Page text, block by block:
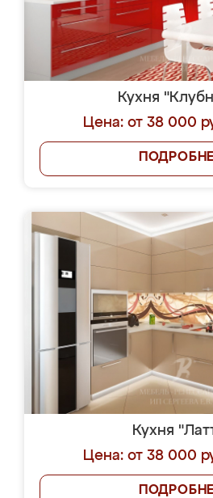
Кухня
Цена: от 38 000
Кухня
Цена: от 38 000